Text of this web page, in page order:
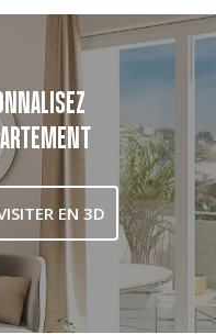
EN 3D